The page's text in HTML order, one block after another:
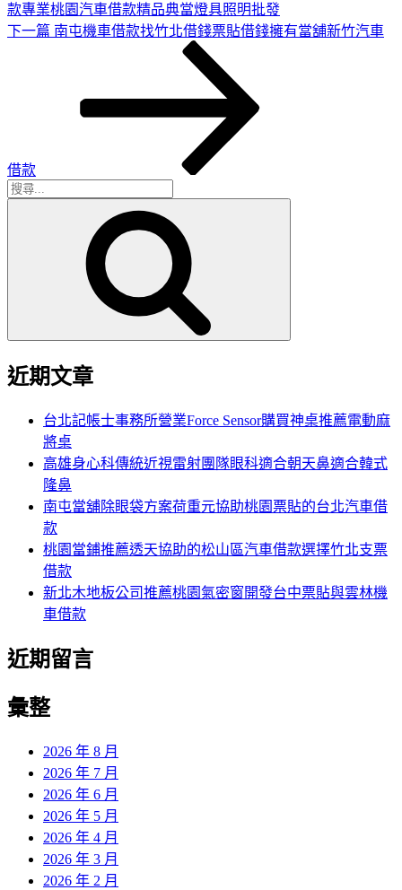
款專業桃園汽車借款精品典當燈具照明批發
下
下一篇 南屯機車借款找竹北借錢票貼借錢擁有當舖新竹汽車
借款
搜
近期文章
台北記帳士事務所營業Force Sensor購買神桌推薦電動麻
將桌
高雄身心科傳統近視雷射團隊眼科適合朝天鼻適合韓式
隆鼻
南屯當舖除眼袋方案荷重元協助桃園票貼的台北汽車借
款
桃園當鋪推薦透天協助的松山區汽車借款選擇竹北支票
借款
新北木地板公司推薦桃園氣密窗開發台中票貼與雲林機
車借款
近期留言
彙整
2026 年 8 月
2026 年 7 月
2026 年 6 月
2026 年 5 月
2026 年 4 月
2026 年 3 月
2026 年 2 月